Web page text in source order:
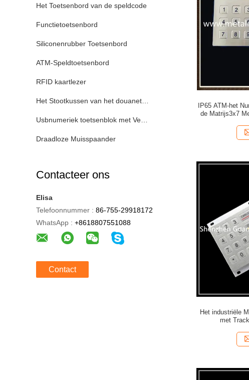
Het Toetsenbord van de speldcode
Functietoetsenbord
Siliconenrubber Toetsenbord
ATM-Speldtoetsenbord
RFID kaartlezer
Het Stootkussen van het douanetoetsenbord
Usbnumeriek toetsenblok met Vertoning
Draadloze Muisspaander
Contacteer ons
Elisa
Telefoonnummer : 86-755-29918172
WhatsApp : +8618807551088
Contact
IP65 ATM-het
de Matrijs3x7
Het industriële
met